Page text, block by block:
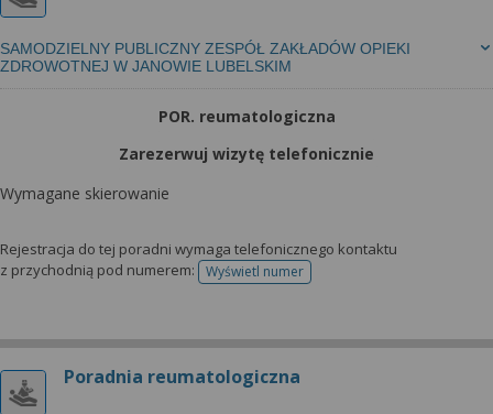
SAMODZIELNY PUBLICZNY ZESPÓŁ ZAKŁADÓW OPIEKI
ZDROWOTNEJ W JANOWIE LUBELSKIM
POR. reumatologiczna
Zarezerwuj wizytę telefonicznie
Wymagane skierowanie
Rejestracja do tej poradni wymaga telefonicznego kontaktu
z przychodnią pod numerem:
Wyświetl numertelefonu do rejestracji
Poradnia reumatologiczna